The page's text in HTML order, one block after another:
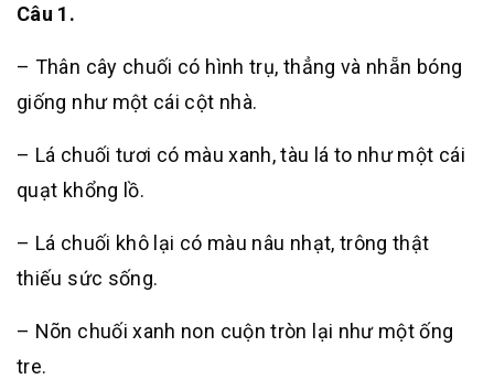
Câu 1.
– Thân cây chuối có hình trụ, thẳng và nhẵn bóng
giống như một cái cột nhà.
– Lá chuối tươi có màu xanh, tàu lá to như một cái
quạt khổng lồ.
– Lá chuối khô lại có màu nâu nhạt, trông thật
thiếu sức sống.
– Nõn chuối xanh non cuộn tròn lại như một ống
tre.